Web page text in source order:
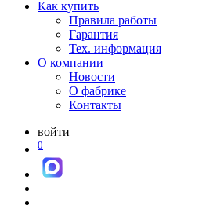
Как купить
Правила работы
Гарантия
Тех. информация
О компании
Новости
О фабрике
Контакты
войти
0